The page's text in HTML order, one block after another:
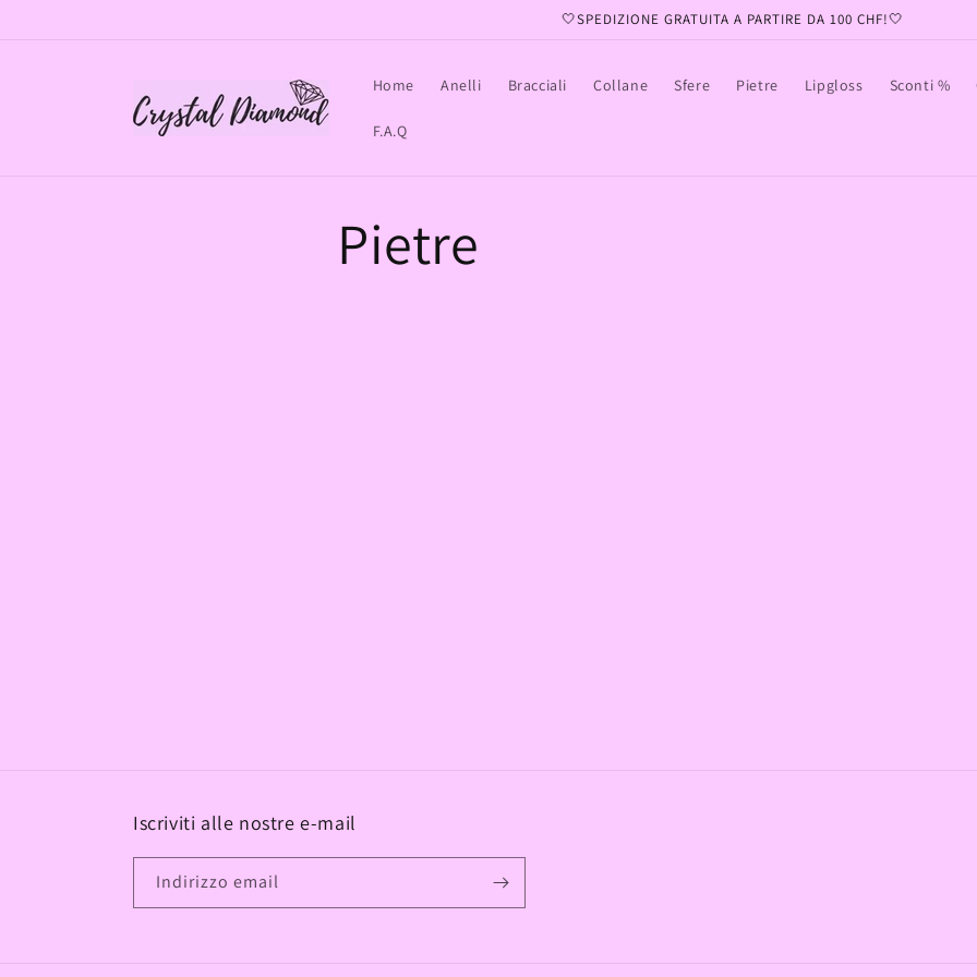
🤍SPEDIZIONE GRATUITA A PARTIRE DA 100 CHF!🤍
Home Anelli Bracciali Collane Sfere Pietre Lipgloss Sconti %
F.A.Q
Pietre
Iscriviti alle nostre e-mail
Indirizzo email